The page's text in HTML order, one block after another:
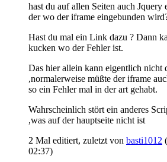
hast du auf allen Seiten auch Jquery
der wo der iframe eingebunden
Hast du mal ein Link dazu ? Dann
kucken wo der Fehler ist.
Das hier allein kann eigentlich nicht
,normalerweise müßte der iframe
so ein Fehler mal in der art gehabt.
Wahrscheinlich stört ein anderes
,was auf der hauptseite nicht ist
2 Mal editiert, zuletzt von basti1012 (
02:37)